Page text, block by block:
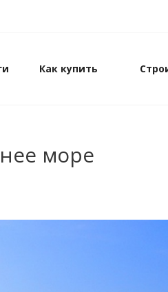
Как купить
море